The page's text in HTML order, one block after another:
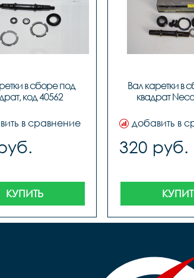
в сборе под
код 40562
в сравнение
КУПИТЬ
Вал каретки в
квадрат
добавить в
320 руб.